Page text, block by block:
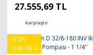
27.555,69 TL
Karşılaştır
STOK
SORUNUZ